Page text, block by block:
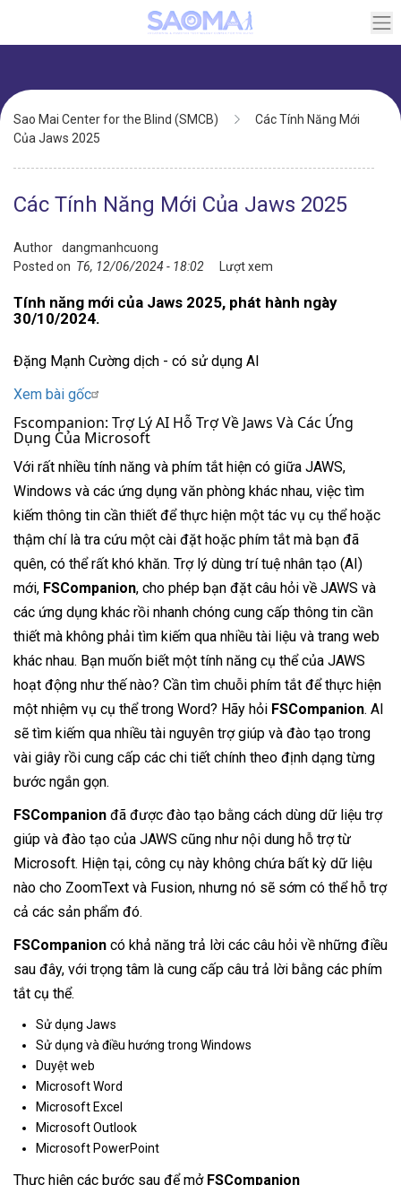
main
Breadcrumb
Sao Mai Center for the Blind (SMCB)
Các Tính Năng Mới
Của Jaws 2025
Các Tính Năng Mới Của Jaws 2025
Author
dangmanhcuong
Posted on T6, 12/06/2024 - 18:02 Lượt xem
Tính năng mới của Jaws 2025, phát hành ngày
30/10/2024.
Đặng Mạnh Cường dịch - có sử dụng AI
Xem bài gốc
Fscompanion: Trợ Lý AI Hỗ Trợ Về Jaws Và Các Ứng
Dụng Của Microsoft
Với rất nhiều tính năng và phím tắt hiện có giữa JAWS,
Windows và các ứng dụng văn phòng khác nhau, việc tìm
kiếm thông tin cần thiết để thực hiện một tác vụ cụ thể hoặc
thậm chí là tra cứu một cài đặt hoặc phím tắt mà bạn đã
quên, có thể rất khó khăn. Trợ lý dùng trí tuệ nhân tạo (AI)
mới, FSCompanion, cho phép bạn đặt câu hỏi về JAWS và
các ứng dụng khác rồi nhanh chóng cung cấp thông tin cần
thiết mà không phải tìm kiếm qua nhiều tài liệu và trang web
khác nhau. Bạn muốn biết một tính năng cụ thể của JAWS
hoạt động như thế nào? Cần tìm chuỗi phím tắt để thực hiện
một nhiệm vụ cụ thể trong Word? Hãy hỏi FSCompanion. AI
sẽ tìm kiếm qua nhiều tài nguyên trợ giúp và đào tạo trong
vài giây rồi cung cấp các chi tiết chính theo định dạng từng
bước ngắn gọn.
FSCompanion đã được đào tạo bằng cách dùng dữ liệu trợ
giúp và đào tạo của JAWS cũng như nội dung hỗ trợ từ
Microsoft. Hiện tại, công cụ này không chứa bất kỳ dữ liệu
nào cho ZoomText và Fusion, nhưng nó sẽ sớm có thể hỗ trợ
cả các sản phẩm đó.
FSCompanion có khả năng trả lời các câu hỏi về những điều
sau đây, với trọng tâm là cung cấp câu trả lời bằng các phím
tắt cụ thể.
Sử dụng Jaws
Sử dụng và điều hướng trong Windows
Duyệt web
Microsoft Word
Microsoft Excel
Microsoft Outlook
Microsoft PowerPoint
Thực hiện các bước sau để mở FSCompanion